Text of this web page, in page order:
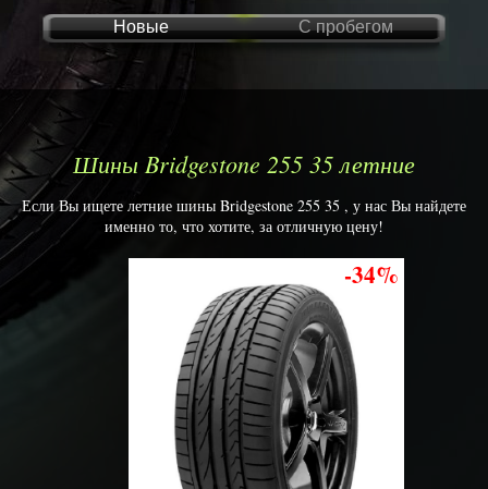
Новые С пробегом
Шины Bridgestone 255 35 летние
Если Вы ищете летние шины Bridgestone 255 35 , у нас Вы найдете
именно то, что хотите, за отличную цену!
-34%